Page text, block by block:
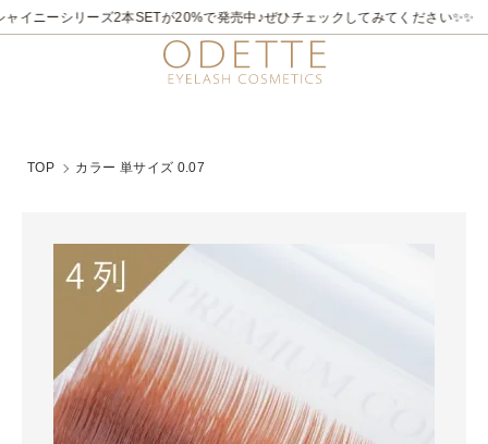
2026/7/21～8/31✨✨煌めく夏。ラメライナーキャンペーン♪ 夏季限定でビ
TOP カラー 単サイズ 0.07